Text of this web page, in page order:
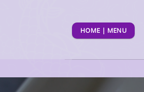
HOME | MENU